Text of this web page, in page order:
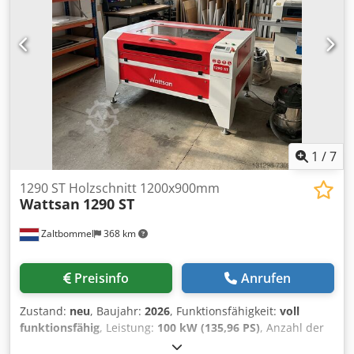
Arbeitsablauf - Bedienung über Hand-, bzw. Fußtaster -
größte Öffnungsweite / Hub der Oberwange 200 mm -
Höhenverstellbarkeit - der Biegewange 80 mm - der
Unterwange 80 mm - Oberwangenantrieb 400 V / 1,1 kW -
Biegewangenantrieb 400 V / 1,5 kW - manueller
Hinteranschlag von vorne bedienbar - Platzbedarf ca. B
3300 x H 1350 x T 1500 mm - Gewicht ca. 2600 kg
1 /7
Zaltbommel 368 km
1290 ST Holzschnitt 1200x900mm
Wattsan 1290 ST
Preisinfo Anrufen
Zustand: neu, Baujahr: 2026, Funktionsfähigkeit: voll
funktionsfähig, Leistung: 100 kW (135,96 PS), Anzahl der
219 kg